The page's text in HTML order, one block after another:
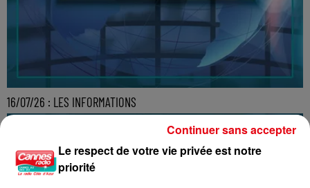
16/07/26 : LES INFORMATIONS
Le respect de votre vie privée est notre
priorité
Continuer sans accepter